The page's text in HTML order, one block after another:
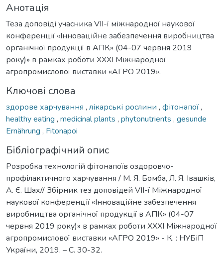
Анотація
Теза доповіді учасника VІІ-ї міжнародної наукової
конференції «Інноваційне забезпечення виробництва
органічної продукції в АПК» (04-07 червня 2019
року)» в рамках роботи XXXI Міжнародної
агропромислової виставки «АГРО 2019».
Ключові слова
здорове харчування , лікарські рослини , фітонапої,
healthy eating , medicinal plants , phytonutrients , gesunde
Ernährung , Fitonapoi
Бібліографічний опис
Розробка технологій фітонапоїв оздоровчо-
профілактичного харчування / М. Я. Бомба, Л. Я. Івашків,
А. Є. Шах// Збірник тез доповідей VІІ-ї Міжнародної
наукової конференції «Інноваційне забезпечення
виробництва органічної продукції в АПК» (04-07
червня 2019 року)» в рамках роботи XXXI Міжнародної
агропромислової виставки «АГРО 2019» - К. : НУБіП
України, 2019. – С. 30-32.